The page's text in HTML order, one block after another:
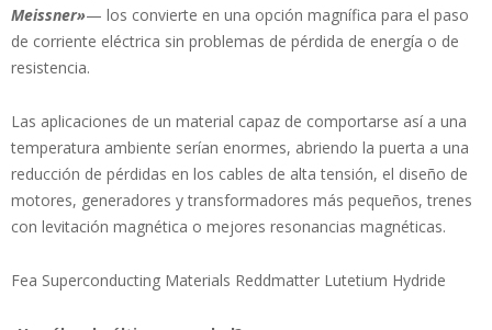
Meissner»— los convierte en una opción magnífica para el paso
de corriente eléctrica sin problemas de pérdida de energía o de
resistencia.
Las aplicaciones de un material capaz de comportarse así a una
temperatura ambiente serían enormes, abriendo la puerta a una
reducción de pérdidas en los cables de alta tensión, el diseño de
motores, generadores y transformadores más pequeños, trenes
con levitación magnética o mejores resonancias magnéticas.
Fea Superconducting Materials Reddmatter Lutetium Hydride